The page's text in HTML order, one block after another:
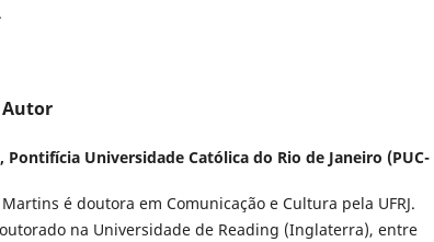
Pontifícia Universidade Católica do Rio de Janeiro (PUC-
é doutora em Comunicação e Cultura pela UFRJ.
na Universidade de Reading (Inglaterra), entre